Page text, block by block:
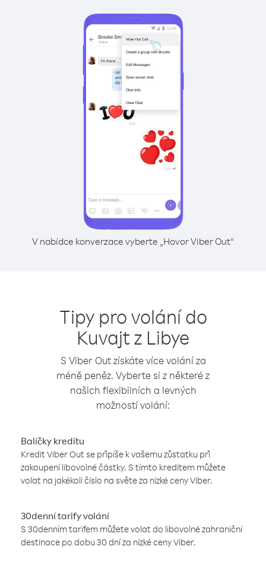
V nabídce konverzace vyberte „Hovor Viber Out“
Tipy pro volání do
Kuvajt z Libye
S Viber Out získáte více volání za
méně peněz. Vyberte si z některé z
našich flexibilních a levných
možností volání:
Balíčky kreditu
Kredit Viber Out se připíše k vašemu zůstatku při
zakoupení libovolné částky. S tímto kreditem můžete
volat na jakékoli číslo na světe za nízké ceny Viber.
30denní tarify volání
S 30denním tarifem můžete volat do libovolné zahraniční
destinace po dobu 30 dní za nízké ceny Viber.